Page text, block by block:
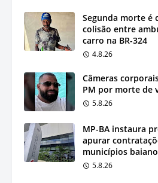
Segunda morte é
colisão entre
carro na BR-324
4.8.26
Câmeras
PM por morte de
5.8.26
MP-BA instaura
apurar
municípios
5.8.26